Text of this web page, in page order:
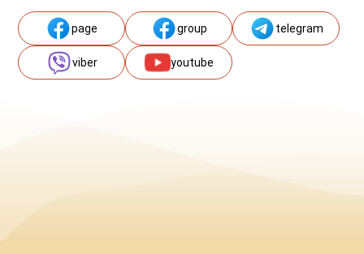
page group telegram
viber youtube